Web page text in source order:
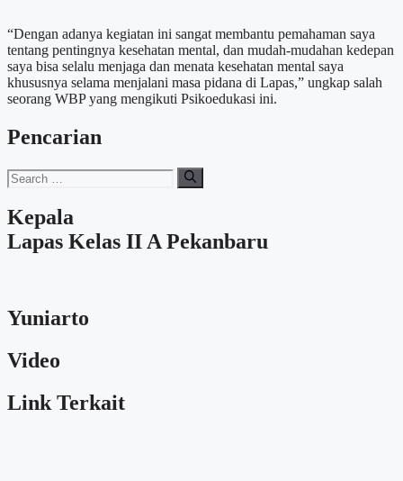
“Dengan adanya kegiatan ini sangat membantu pemahaman saya
tentang pentingnya kesehatan mental, dan mudah-mudahan kedepan
saya bisa selalu menjaga dan menata kesehatan mental saya
khususnya selama menjalani masa pidana di Lapas,” ungkap salah
seorang WBP yang mengikuti Psikoedukasi ini.
Pencarian
Search
for:
Kepala
Lapas Kelas II A Pekanbaru
Yuniarto
Video
Link Terkait